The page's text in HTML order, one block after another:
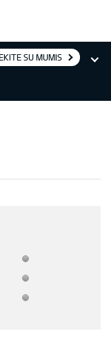
SU MUMIS